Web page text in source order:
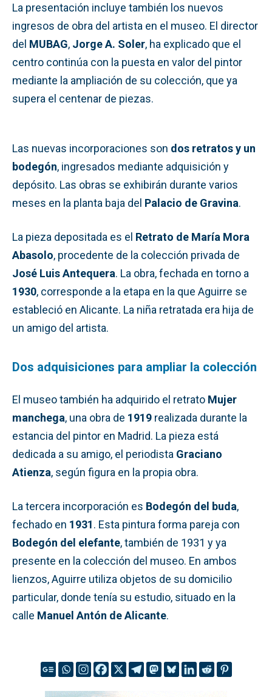
La presentación incluye también los nuevos
ingresos de obra del artista en el museo. El director
del MUBAG, Jorge A. Soler, ha explicado que el
centro continúa con la puesta en valor del pintor
mediante la ampliación de su colección, que ya
supera el centenar de piezas.
Las nuevas incorporaciones son dos retratos y un
bodegón, ingresados mediante adquisición y
depósito. Las obras se exhibirán durante varios
meses en la planta baja del Palacio de Gravina.
La pieza depositada es el Retrato de María Mora
Abasolo, procedente de la colección privada de
José Luis Antequera. La obra, fechada en torno a
1930, corresponde a la etapa en la que Aguirre se
estableció en Alicante. La niña retratada era hija de
un amigo del artista.
Dos adquisiciones para ampliar la colección
El museo también ha adquirido el retrato Mujer
manchega, una obra de 1919 realizada durante la
estancia del pintor en Madrid. La pieza está
dedicada a su amigo, el periodista Graciano
Atienza, según figura en la propia obra.
La tercera incorporación es Bodegón del buda,
fechado en 1931. Esta pintura forma pareja con
Bodegón del elefante, también de 1931 y ya
presente en la colección del museo. En ambos
lienzos, Aguirre utiliza objetos de su domicilio
particular, donde tenía su estudio, situado en la
calle Manuel Antón de Alicante.